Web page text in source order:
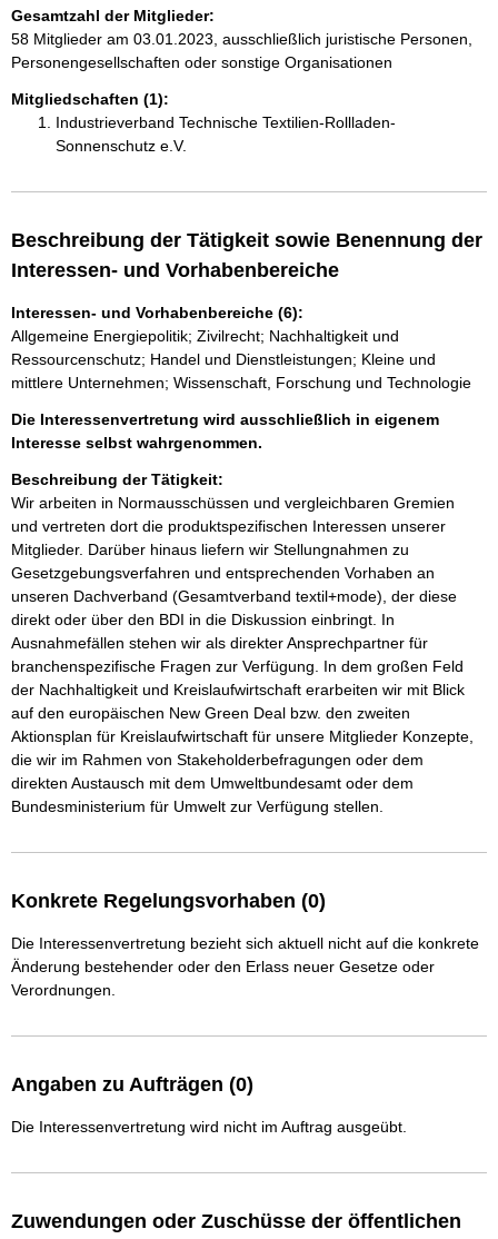
Gesamtzahl der Mitglieder:
58 Mitglieder am 03.01.2023, ausschließlich juristische Personen,
Personengesellschaften oder sonstige Organisationen
Mitgliedschaften (1):
Industrieverband Technische Textilien-Rollladen-
Sonnenschutz e.V.
Beschreibung der Tätigkeit sowie Benennung der
Interessen- und Vorhabenbereiche
Interessen- und Vorhabenbereiche (6):
Allgemeine Energiepolitik; Zivilrecht; Nachhaltigkeit und
Ressourcenschutz; Handel und Dienstleistungen; Kleine und
mittlere Unternehmen; Wissenschaft, Forschung und Technologie
Die Interessenvertretung wird ausschließlich in eigenem
Interesse selbst wahrgenommen.
Beschreibung der Tätigkeit:
Wir arbeiten in Normausschüssen und vergleichbaren Gremien
und vertreten dort die produktspezifischen Interessen unserer
Mitglieder. Darüber hinaus liefern wir Stellungnahmen zu
Gesetzgebungsverfahren und entsprechenden Vorhaben an
unseren Dachverband (Gesamtverband textil+mode), der diese
direkt oder über den BDI in die Diskussion einbringt. In
Ausnahmefällen stehen wir als direkter Ansprechpartner für
branchenspezifische Fragen zur Verfügung. In dem großen Feld
der Nachhaltigkeit und Kreislaufwirtschaft erarbeiten wir mit Blick
auf den europäischen New Green Deal bzw. den zweiten
Aktionsplan für Kreislaufwirtschaft für unsere Mitglieder Konzepte,
die wir im Rahmen von Stakeholderbefragungen oder dem
direkten Austausch mit dem Umweltbundesamt oder dem
Bundesministerium für Umwelt zur Verfügung stellen.
Konkrete Regelungsvorhaben (0)
Die Interessenvertretung bezieht sich aktuell nicht auf die konkrete
Änderung bestehender oder den Erlass neuer Gesetze oder
Verordnungen.
Angaben zu Aufträgen (0)
Die Interessenvertretung wird nicht im Auftrag ausgeübt.
Zuwendungen oder Zuschüsse der öffentlichen